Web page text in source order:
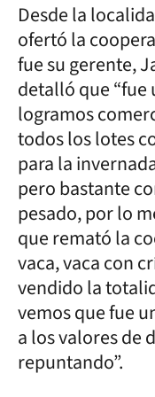
Desde la
ofertó la
fue su gerente,
detalló que
logramos
todos los lotes
para la
pero bastante
pesado, por lo
que remató la
vaca, vaca con
vendido la
vemos que fue
a los valores de
repuntando”.